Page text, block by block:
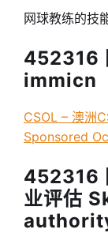
网球教练的技
452316
immicn
CSOL – 澳洲
Sponsored
452316
业评估